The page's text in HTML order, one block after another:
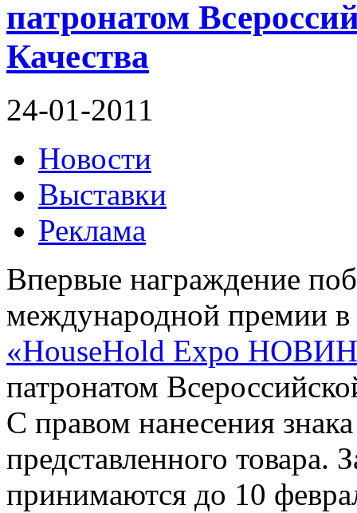
патронатом
Качества
24-01-2011
Новости
Выставки
Реклама
Впервые награждение
международной премии в
«HouseHold Expo
патронатом
С правом нанесения
представленного товара.
принимаются до 10